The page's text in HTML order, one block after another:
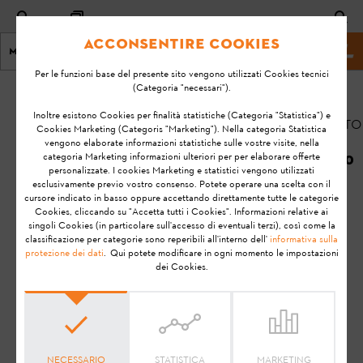
Menu Homepage
KA-01099
Non riesco a
trovare STIHL
Smart Connector
durante la
configurazione
della mia STIHL
connected App.
Che cosa devo
fare?
STIHL connected
Aggiornato
il:
21/09/2020
FAQ
Risoluzione dei problemi
Acconsentire Cookies
Per le funzioni base del presente sito vengono utilizzati Cookies tecnici
(Categoria "necessari").
Inoltre esistono Cookies per finalità statistiche (Categoria "Statistica") e
Cookies Marketing (Categoris "Marketing"). Nella categoria Statistica
vengono elaborate informazioni statistiche sulle vostre visite, nella
categoria Marketing informazioni ulteriori per per elaborare offerte
personalizzate. I cookies Marketing e statistici vengono utilizzati
esclusivamente previo vostro consenso. Potete operare una scelta con il
cursore indicato in basso oppure accettando direttamente tutte le categorie
Cookies, cliccando su "Accetta tutti i Cookies". Informazioni relative ai
singoli Cookies (in particolare sull'accesso di eventuali terzi), così come la
classificazione per categorie sono reperibili all'interno dell' informativa sulla
protezione dei dati. Qui potete modificare in ogni momento le impostazioni
dei Cookies.